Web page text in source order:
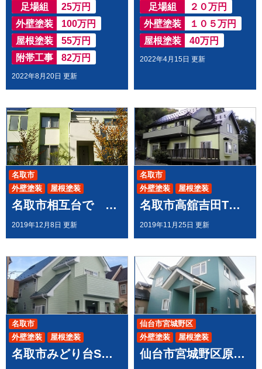
足場組
25万円
外壁塗装
100万円
屋根塗装
55万円
附帯工事
82万円
2022年8月20日 更新
足場組
２０万円
外壁塗装
１０５万円
屋根塗装
40万円
2022年4月15日 更新
名取市相互台で 外壁モルタルへの塗装
2019年12月8日 更新
外壁塗装 屋根塗装
名取市
名取市高舘吉田T様邸で 屋根外壁塗装工事させて頂きました
2019年11月25日 更新
外壁塗装 屋根塗装
名取市
名取市みどり台S様邸で 屋根外壁塗装工事させて頂きました
外壁塗装 屋根塗装
名取市
仙台市宮城野区原町W様邸で 屋根外壁塗装工事させて頂きました
外壁塗装 屋根塗装
仙台市宮城野区